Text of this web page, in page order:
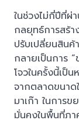
ในช่วงไม่กี่ปีที่ผ่
กลยุทธ์การสร้
ปรับเปลี่ยนสิน
กลายเป็นการ
โจวในครั้งนี้เป็
จากตลาดขนา
มาเก๊า ในการ
มั่นคงในพื้นที่ภา